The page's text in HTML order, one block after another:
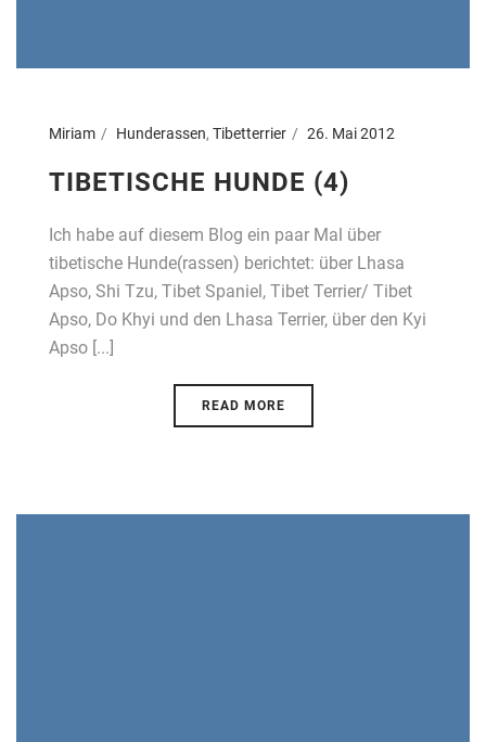
Miriam Hunderassen, Tibetterrier 26. Mai 2012
TIBETISCHE HUNDE (4)
Ich habe auf diesem Blog ein paar Mal über
tibetische Hunde(rassen) berichtet: über Lhasa
Apso, Shi Tzu, Tibet Spaniel, Tibet Terrier/ Tibet
Apso, Do Khyi und den Lhasa Terrier, über den Kyi
Apso [...]
READ MORE